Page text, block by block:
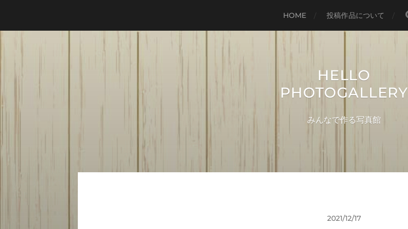
HOME 投稿作品について
HELLO
PHOTOGALLERY
みんなで作る写真館
2021/12/17